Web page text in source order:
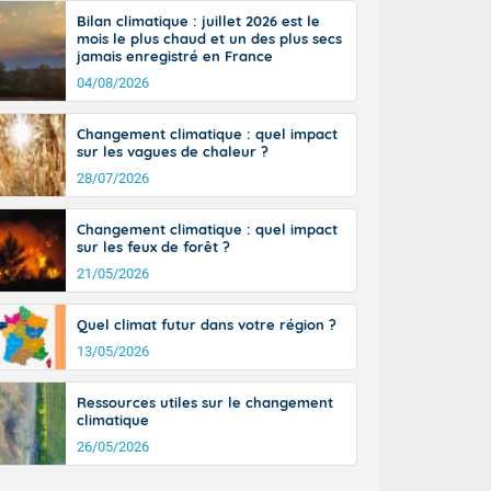
le Poitou-
8 à 13
26 sur le
le sud-
Bilan climatique : juillet 2026 est le
mois le plus chaud et un des plus secs
jamais enregistré en France
04/08/2026
Changement climatique : quel impact
sur les vagues de chaleur ?
28/07/2026
Changement climatique : quel impact
sur les feux de forêt ?
21/05/2026
Quel climat futur dans votre région ?
13/05/2026
Ressources utiles sur le changement
climatique
26/05/2026